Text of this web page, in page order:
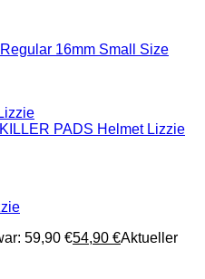
16mm Small Size
59,90 €54,90 €Aktueller